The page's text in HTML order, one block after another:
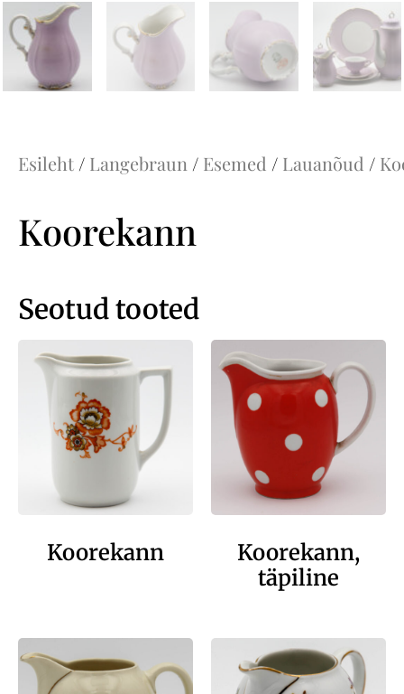
Esileht / Langebraun / Esemed / Lauanõud /
Koorekann
Seotud tooted
Koorekann
Koorekann,
täpiline